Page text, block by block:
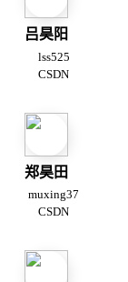
吕昊阳
lss525
CSDN
郑昊田
muxing37
CSDN